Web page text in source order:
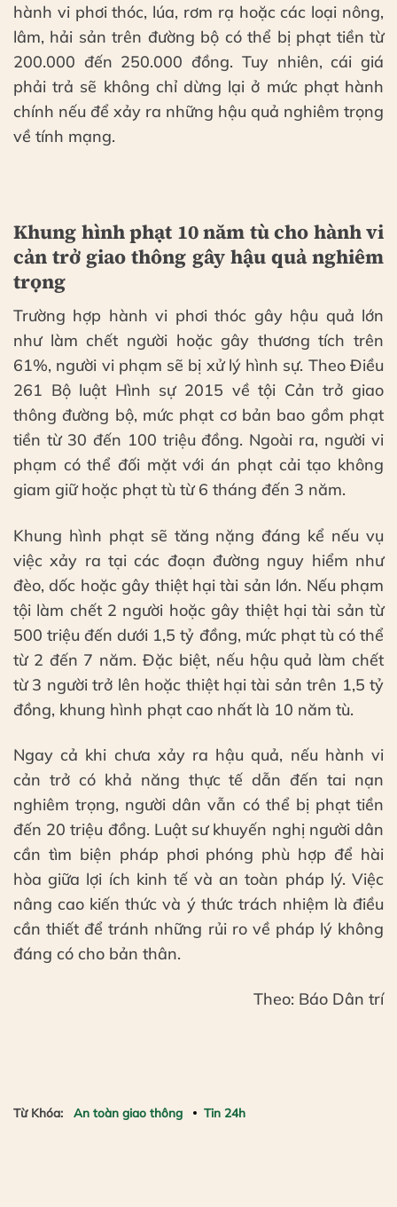
hành vi phơi thóc, lúa, rơm rạ hoặc các loại nông,
lâm, hải sản trên đường bộ có thể bị phạt tiền từ
200.000 đến 250.000 đồng. Tuy nhiên, cái giá
phải trả sẽ không chỉ dừng lại ở mức phạt hành
chính nếu để xảy ra những hậu quả nghiêm trọng
về tính mạng.
Khung hình phạt 10 năm tù cho hành vi
cản trở giao thông gây hậu quả nghiêm
trọng
Trường hợp hành vi phơi thóc gây hậu quả lớn
như làm chết người hoặc gây thương tích trên
61%, người vi phạm sẽ bị xử lý hình sự. Theo Điều
261 Bộ luật Hình sự 2015 về tội Cản trở giao
thông đường bộ, mức phạt cơ bản bao gồm phạt
tiền từ 30 đến 100 triệu đồng. Ngoài ra, người vi
phạm có thể đối mặt với án phạt cải tạo không
giam giữ hoặc phạt tù từ 6 tháng đến 3 năm.
Khung hình phạt sẽ tăng nặng đáng kể nếu vụ
việc xảy ra tại các đoạn đường nguy hiểm như
đèo, dốc hoặc gây thiệt hại tài sản lớn. Nếu phạm
tội làm chết 2 người hoặc gây thiệt hại tài sản từ
500 triệu đến dưới 1,5 tỷ đồng, mức phạt tù có thể
từ 2 đến 7 năm. Đặc biệt, nếu hậu quả làm chết
từ 3 người trở lên hoặc thiệt hại tài sản trên 1,5 tỷ
đồng, khung hình phạt cao nhất là 10 năm tù.
Ngay cả khi chưa xảy ra hậu quả, nếu hành vi
cản trở có khả năng thực tế dẫn đến tai nạn
nghiêm trọng, người dân vẫn có thể bị phạt tiền
đến 20 triệu đồng. Luật sư khuyến nghị người dân
cần tìm biện pháp phơi phóng phù hợp để hài
hòa giữa lợi ích kinh tế và an toàn pháp lý. Việc
nâng cao kiến thức và ý thức trách nhiệm là điều
cần thiết để tránh những rủi ro về pháp lý không
đáng có cho bản thân.
Theo: Báo Dân trí
Từ Khóa: An toàn giao thông Tin 24h